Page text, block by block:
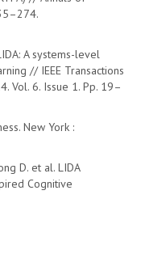
A systems-level
// IEEE Transactions
Vol. 6. Issue 1. Pp. 19–
New York :
D. et al. LIDA
Cognitive